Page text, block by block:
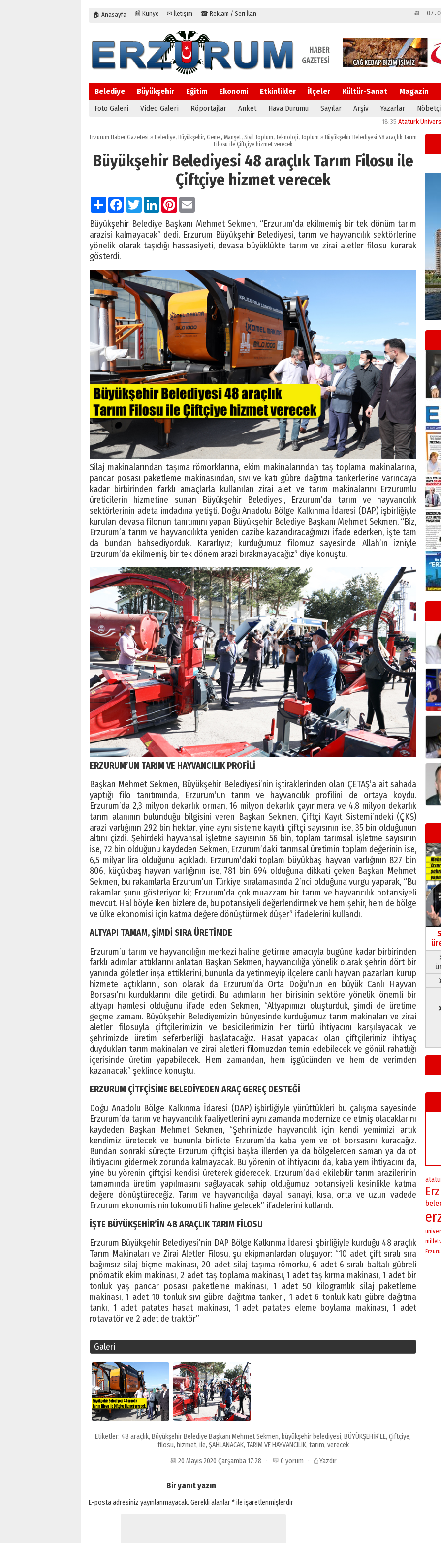
🏠 Anasayfa 📰 Künye ✉ İletişim ☎ Reklam / Seri İlan 📆
Belediye Büyükşehir Eğitim Ekonomi Etkinlikler İlçeler Kültür-Sanat Magazin
Foto Galeri Video Galeri Röportajlar Anket Hava Durumu Sayılar Arşiv Yazarlar
Atatürk Üniversitesi’nin
Erzurum Haber Gazetesi » Belediye, Büyükşehir, Genel, Manşet, Sivil Toplum,Teknoloji,Toplum »Büyükşehir Belediyesi 48 araçlık Tarım
Filosu ile Çiftçiye hizmet verecek
Büyükşehir Belediyesi 48 araçlık Tarım Filosu ile
Çiftçiye hizmet verecek
PaylaşFacebook
TwitterLinkedInPinterest
Büyükşehir Belediye Başkanı Mehmet Sekmen, “Erzurum’da ekilmemiş bir tek dönüm tarım
arazisi kalmayacak” dedi. Erzurum Büyükşehir Belediyesi, tarım ve hayvancılık sektörlerine
yönelik olarak taşıdığı hassasiyeti, devasa büyüklükte tarım ve zirai aletler filosu kurarak
gösterdi.
Silaj makinalarından taşıma römorklarına, ekim makinalarından taş toplama makinalarına,
pancar posası paketleme makinasından, sıvı ve katı gübre dağıtma tankerlerine varıncaya
kadar birbirinden farklı amaçlarla kullanılan zirai alet ve tarım makinalarını Erzurumlu
üreticilerin hizmetine sunan Büyükşehir Belediyesi, Erzurum’da tarım ve hayvancılık
sektörlerinin adeta imdadına yetişti. Doğu Anadolu Bölge Kalkınma İdaresi (DAP) işbirliğiyle
kurulan devasa filonun tanıtımını yapan Büyükşehir Belediye Başkanı Mehmet Sekmen, “Biz,
Erzurum’a tarım ve hayvancılıkta yeniden cazibe kazandıracağımızı ifade ederken, işte tam
da bundan bahsediyorduk. Kararlıyız; kurduğumuz filomuz sayesinde Allah’ın izniyle
Erzurum’da ekilmemiş bir tek dönem arazi bırakmayacağız” diye konuştu.
ERZURUM’UN TARIM VE HAYVANCILIK PROFİLİ
Başkan Mehmet Sekmen, Büyükşehir Belediyesi’nin iştiraklerinden olan ÇETAŞ’a ait sahada
yaptığı filo tanıtımında, Erzurum’un tarım ve hayvancılık profilini de ortaya koydu.
Erzurum’da 2,3 milyon dekarlık orman, 16 milyon dekarlık çayır mera ve 4,8 milyon dekarlık
tarım alanının bulunduğu bilgisini veren Başkan Sekmen, Çiftçi Kayıt Sistemi’ndeki (ÇKS)
arazi varlığının 292 bin hektar, yine aynı sisteme kayıtlı çiftçi sayısının ise, 35 bin olduğunun
altını çizdi. Şehirdeki hayvansal işletme sayısının 56 bin, toplam tarımsal işletme sayısının
ise, 72 bin olduğunu kaydeden Sekmen, Erzurum’daki tarımsal üretimin toplam değerinin ise,
6,5 milyar lira olduğunu açıkladı. Erzurum’daki toplam büyükbaş hayvan varlığının 827 bin
806, küçükbaş hayvan varlığının ise, 781 bin 694 olduğuna dikkati çeken Başkan Mehmet
Sekmen, bu rakamlarla Erzurum’un Türkiye sıralamasında 2’nci olduğuna vurgu yaparak, “Bu
rakamlar şunu gösteriyor ki; Erzurum’da çok muazzam bir tarım ve hayvancılık potansiyeli
mevcut. Hal böyle iken bizlere de, bu potansiyeli değerlendirmek ve hem şehir, hem de bölge
ve ülke ekonomisi için katma değere dönüştürmek düşer” ifadelerini kullandı.
ALTYAPI TAMAM, ŞİMDİ SIRA ÜRETİMDE
Erzurum’u tarım ve hayvancılığın merkezi haline getirme amacıyla bugüne kadar birbirinden
farklı adımlar attıklarını anlatan Başkan Sekmen, hayvancılığa yönelik olarak şehrin dört bir
yanında göletler inşa ettiklerini, bununla da yetinmeyip ilçelere canlı hayvan pazarları kurup
hizmete açtıklarını, son olarak da Erzurum’da Orta Doğu’nun en büyük Canlı Hayvan
Borsası’nı kurduklarını dile getirdi. Bu adımların her birisinin sektöre yönelik önemli bir
altyapı hamlesi olduğunu ifade eden Sekmen, “Altyapımızı oluşturduk, şimdi de üretime
geçme zamanı. Büyükşehir Belediyemizin bünyesinde kurduğumuz tarım makinaları ve zirai
aletler filosuyla çiftçilerimizin ve besicilerimizin her türlü ihtiyacını karşılayacak ve
şehrimizde üretim seferberliği başlatacağız. Hasat yapacak olan çiftçilerimiz ihtiyaç
duydukları tarım makinaları ve zirai aletleri filomuzdan temin edebilecek ve gönül rahatlığı
içerisinde üretim yapabilecek. Hem zamandan, hem işgücünden ve hem de verimden
kazanacak” şeklinde konuştu.
ERZURUM ÇİTFÇİSİNE BELEDİYEDEN ARAÇ GEREÇ DESTEĞİ
Doğu Anadolu Bölge Kalkınma İdaresi (DAP) işbirliğiyle yürüttükleri bu çalışma sayesinde
Erzurum’da tarım ve hayvancılık faaliyetlerini aynı zamanda modernize de etmiş olacaklarını
kaydeden Başkan Mehmet Sekmen, “Şehrimizde hayvancılık için kendi yemimizi artık
kendimiz üretecek ve bununla birlikte Erzurum’da kaba yem ve ot borsasını kuracağız.
Bundan sonraki süreçte Erzurum çiftçisi başka illerden ya da bölgelerden saman ya da ot
ihtiyacını gidermek zorunda kalmayacak. Bu yörenin ot ihtiyacını da, kaba yem ihtiyacını da,
yine bu yörenin çiftçisi kendisi üreterek giderecek. Erzurum’daki ekilebilir tarım arazilerinin
tamamında üretim yapılmasını sağlayacak sahip olduğumuz potansiyeli kesinlikle katma
değere dönüştüreceğiz. Tarım ve hayvancılığa dayalı sanayi, kısa, orta ve uzun vadede
Erzurum ekonomisinin lokomotifi haline gelecek” ifadelerini kullandı.
İŞTE BÜYÜKŞEHİR’İN 48 ARAÇLIK TARIM FİLOSU
Erzurum Büyükşehir Belediyesi’nin DAP Bölge Kalkınma İdaresi işbirliğiyle kurduğu 48 araçlık
Tarım Makinaları ve Zirai Aletler Filosu, şu ekipmanlardan oluşuyor: “10 adet çift sıralı sıra
bağımsız silaj biçme makinası, 20 adet silaj taşıma römorku, 6 adet 6 sıralı baltalı gübreli
pnömatik ekim makinası, 2 adet taş toplama makinası, 1 adet taş kırma makinası, 1 adet bir
tonluk yaş pancar posası paketleme makinası, 1 adet 50 kilogramlık silaj paketleme
makinası, 1 adet 10 tonluk sıvı gübre dağıtma tankeri, 1 adet 6 tonluk katı gübre dağıtma
tankı, 1 adet patates hasat makinası, 1 adet patates eleme boylama makinası, 1 adet
rotavatör ve 2 adet de traktör”
Galeri
Etiketler: 48 araçlık, Büyükşehir Belediye Başkanı Mehmet Sekmen, büyükşehir belediyesi, BÜYÜKŞEHİR’LE, Çiftçiye,
filosu, hizmet, ile, ŞAHLANACAK, TARIM VE HAYVANCILIK, tarım, verecek
📆 20 Mayıs 2020 Çarşamba 17:28 · 💬 0 yorum · ⎙ Yazdır
Bir yanıt yazın
E-posta adresiniz yayınlanmayacak. Gerekli alanlar*ile işaretlenmişlerdir